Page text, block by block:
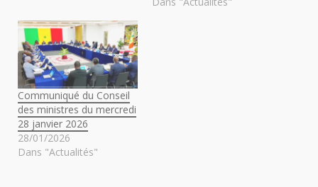
Communiqué du Conseil
des ministres du mercredi
28 janvier 2026
28/01/2026
Dans "Actualités"